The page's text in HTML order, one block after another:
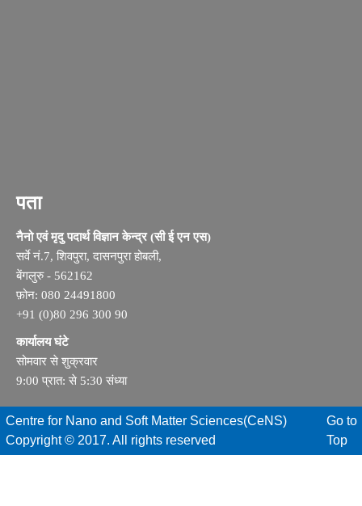
पता
नैनो एवं मृदु पदार्थ विज्ञान केन्द्र (सी ई एन एस)
सर्वे नं.7, शिवपुरा, दासनपुरा होबली,
बेंगलुरु - 562162
फ़ोन: 080 24491800
+91 (0)80 296 300 90
कार्यालय घंटे
सोमवार से शुक्रवार
9:00 प्रात: से 5:30 संध्या
Centre for Nano and Soft Matter Sciences(CeNS)
Copyright © 2017. All rights reserved
Go to
Top